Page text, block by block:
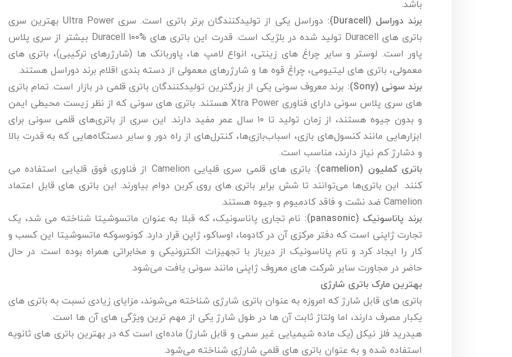
باشد.
برند دوراسل (Duracell):
دوراسل یکی از تولیدکنندگان برتر باتری است. سری Ultra Power بهترین سری
باتری های Duracell تولید شده در بلژیک است. قدرت این باتری های Duracell ۱۰۰% بیشتر از سری پلاس
پاور است. لوستر و سایر چراغ های زینتی، انواع لامپ ها، پاوربانک ها (شارژرهای ترکیبی)، باتری های
معمولی، باتری های لیتیومی، چراغ قوه ها و شارژرهای معمولی از دسته بندی اقلام برند دوراسل هستند.
برند سونی (Sony):
برند معروف سونی یکی از بزرگترین تولیدکنندگان باتری قلمی در بازار است. تمام باتری
های سری پلاس سونی دارای فناوری Xtra Power هستند. باتری های سونی که از نظر زیست محیطی ایمن
و بدون جیوه هستند، از زمان تولید تا ۱۰ سال عمر مفید دارند. این سری از باتری‌های قلمی سونی برای
ابزارهایی مانند کنسول‌های بازی، اسباب‌بازی‌ها، کنترل‌های از راه دور و سایر دستگاه‌هایی که به قدرت بالا
و دشارژ کم نیاز دارند، مناسب است.
باتری کملیون (camelion):
باتری های قلمی سری قلیایی Camelion از فناوری فوق قلیایی استفاده می
کنند. این باتری‌ها ‌می‌توانند تا شش برابر باتری های روی کربن دوام بیاورند. این باتری های قابل اعتماد
Camelion ضد نشت و فاقد کادمیوم و جیوه هستند.
برند پاناسونیک (panasonic):
نام تجاری پاناسونیک، که قبلا به عنوان ماتسوشیتا شناخته می شد، یک
تجارت ژاپنی است که دفتر مرکزی آن در کادوما، اوساکو، ژاپن قرار دارد. کونوسوکه ماتسوشیتا این کسب و
کار را ایجاد کرد و نام پاناسونیک از دیرباز با تجهیزات الکترونیکی و مخابراتی همراه بوده است. در حال
حاضر در مجاورت سایر شرکت های معروف ژاپنی مانند سونی یافت می‌شود.
بهترین مارک باتری شارژی
باتری های قابل شارژ که امروزه به عنوان باتری شارژی شناخته می‌شوند، مزایای زیادی نسبت به باتری های
یکبار مصرف دارند، اما ولتاژ ثابت آن ها در طول شارژ یکی از مهم ترین ویژگی های آن ها است.
هیدرید فلز نیکل (یک ماده شیمیایی غیر سمی و قابل شارژ) ماده‌ای است که در بهترین باتری های ثانویه
استفاده شده و به عنوان باتری های قلمی شارژی شناخته می‌شود.